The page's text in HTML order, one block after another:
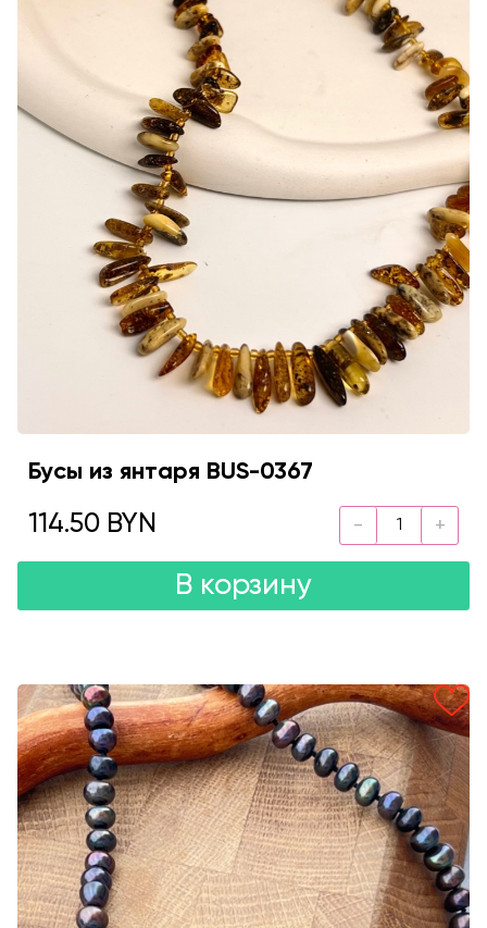
Бусы из янтаря BUS-0367
114.50 BYN
В корзину